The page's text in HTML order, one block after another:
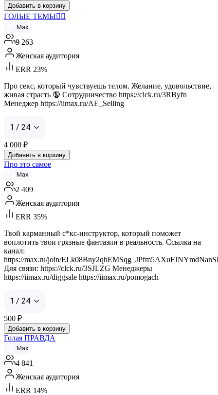
Добавить в корзину
ГОЛЫЕ ТЕМЫ❤️‍🔥
Max
9 263
Женская аудитория
ERR 23%
Про секс, который чувствуешь телом. Желание, удовольствие,
живая страсть 🔞 Сотрудничество https://clck.ru/3RByfn
Менеджер https://iimax.ru/AE_Selling
1 / 24
4 000 ₽
Добавить в корзину
Про это самое
Max
2 409
Женская аудитория
ERR 35%
Твой карманный с*кс-инструктор, который поможет
воплотить твои грязные фантазии в реальность. Ссылка на
канал:
https://max.ru/join/
Для связи: https://clck.ru/3SJLZG Менеджеры
https://iimax.ru/diggsale https://iimax.ru/pomogach
1 / 24
500 ₽
Добавить в корзину
Голая ПРАВДА
Max
4 841
Женская аудитория
ERR 14%